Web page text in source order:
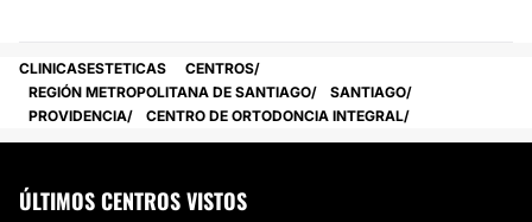
CLINICASESTETICAS
CENTROS
REGIÓN METROPOLITANA DE SANTIAGO
SANTIAGO
PROVIDENCIA
CENTRO DE ORTODONCIA INTEGRAL
ÚLTIMOS CENTROS VISTOS